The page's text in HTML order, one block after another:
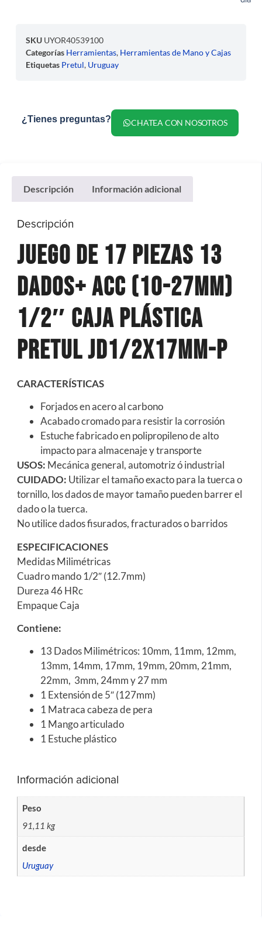
SKU UYOR40539100
Categorías Herramientas, Herramientas de Mano y Cajas
Etiquetas Pretul, Uruguay
¿Tienes preguntas? CHATEA CON NOSOTROS
Descripción Información adicional
Descripción
Juego de 17 Piezas 13
Dados+ Acc (10-27MM)
1/2″ Caja Plástica
Pretul JD1/2X17MM-P
CARACTERÍSTICAS
Forjados en acero al carbono
Acabado cromado para resistir la corrosión
Estuche fabricado en polipropileno de alto
impacto para almacenaje y transporte
USOS: Mecánica general, automotriz ó industrial
CUIDADO: Utilizar el tamaño exacto para la tuerca o
tornillo, los dados de mayor tamaño pueden barrer el
dado o la tuerca.
No utilice dados fisurados, fracturados o barridos
ESPECIFICACIONES
Medidas Milimétricas
Cuadro mando 1/2″ (12.7mm)
Dureza 46 HRc
Empaque Caja
Contiene:
13 Dados Milimétricos: 10mm, 11mm, 12mm,
13mm, 14mm, 17mm, 19mm, 20mm, 21mm,
22mm, 3mm, 24mm y 27 mm
1 Extensión de 5″ (127mm)
1 Matraca cabeza de pera
1 Mango articulado
1 Estuche plástico
Información adicional
Peso
91,11 kg
desde
Uruguay